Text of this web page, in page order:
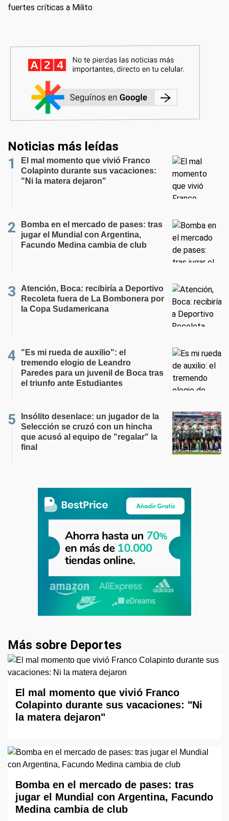
fuertes críticas a Milito
Noticias más leídas
El mal momento que vivió Franco
Colapinto durante sus vacaciones:
"Ni la matera dejaron"
Bomba en el mercado de pases: tras
jugar el Mundial con Argentina,
Facundo Medina cambia de club
Atención, Boca: recibiría a Deportivo
Recoleta fuera de La Bombonera por
la Copa Sudamericana
"Es mi rueda de auxilio": el
tremendo elogio de Leandro
Paredes para un juvenil de Boca tras
el triunfo ante Estudiantes
Insólito desenlace: un jugador de la
Selección se cruzó con un hincha
que acusó al equipo de "regalar" la
final
Más sobre Deportes
El mal momento que vivió Franco
Colapinto durante sus vacaciones: "Ni
la matera dejaron"
Bomba en el mercado de pases: tras
jugar el Mundial con Argentina, Facundo
Medina cambia de club